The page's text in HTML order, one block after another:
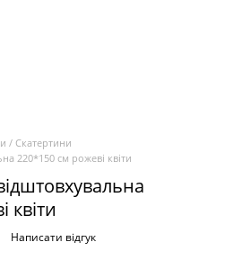
/ Скатертини
220*150 см рожеві квіти
квіти
Написати відгук